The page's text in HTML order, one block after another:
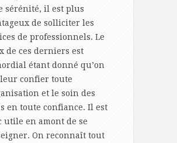
sérénité, il est plus
de solliciter les
de professionnels. Le
de ces derniers est
étant donné qu’on
confier toute
et le soin des
en toute confiance. Il est
utile en amont de se
On reconnaît tout